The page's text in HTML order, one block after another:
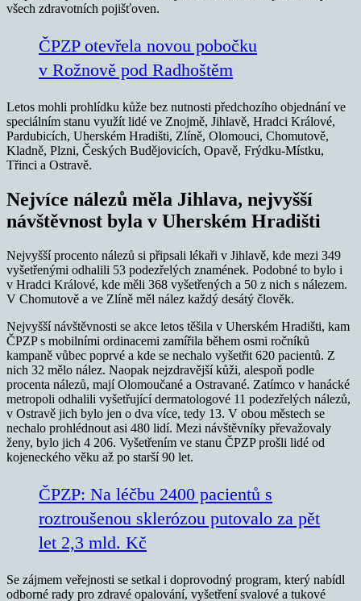
všech zdravotních pojišťoven.
ČPZP otevřela novou pobočku
v Rožnově pod Radhoštěm
Letos mohli prohlídku kůže bez nutnosti předchozího objednání ve
speciálním stanu využít lidé ve Znojmě, Jihlavě, Hradci Králové,
Pardubicích, Uherském Hradišti, Zlíně, Olomouci, Chomutově,
Kladně, Plzni, Českých Budějovicích, Opavě, Frýdku-Místku,
Třinci a Ostravě.
Nejvíce nálezů měla Jihlava, nejvyšší
návštěvnost byla v Uherském Hradišti
Nejvyšší procento nálezů si připsali lékaři v Jihlavě, kde mezi 349
vyšetřenými odhalili 53 podezřelých znamének. Podobné to bylo i
v Hradci Králové, kde měli 368 vyšetřených a 50 z nich s nálezem.
V Chomutově a ve Zlíně měl nález každý desátý člověk.
Nejvyšší návštěvnosti se akce letos těšila v Uherském Hradišti, kam
ČPZP s mobilními ordinacemi zamířila během osmi ročníků
kampaně vůbec poprvé a kde se nechalo vyšetřit 620 pacientů. Z
nich 32 mělo nález. Naopak nejzdravější kůži, alespoň podle
procenta nálezů, mají Olomoučané a Ostravané. Zatímco v hanácké
metropoli odhalili vyšetřující dermatologové 11 podezřelých nálezů,
v Ostravě jich bylo jen o dva více, tedy 13. V obou městech se
nechalo prohlédnout asi 480 lidí. Mezi návštěvníky převažovaly
ženy, bylo jich 4 206. Vyšetřením ve stanu ČPZP prošli lidé od
kojeneckého věku až po starší 90 let.
ČPZP: Na léčbu 2400 pacientů s
roztroušenou sklerózou putovalo za pět
let 2,3 mld. Kč
Se zájmem veřejnosti se setkal i doprovodný program, který nabídl
odborné rady pro zdravé opalování, vyšetření svalové a tukové